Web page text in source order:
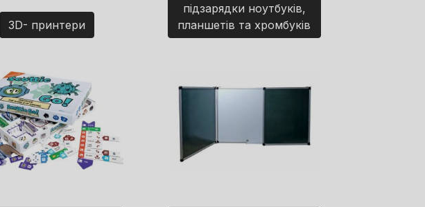
3D- принтери
підзарядки ноутбуків,
планшетів та хромбуків